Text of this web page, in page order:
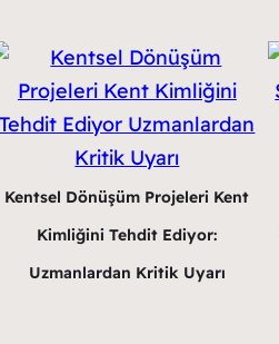
Kentsel Dönüşüm Projeleri Kent
Kimliğini Tehdit Ediyor:
Uzmanlardan Kritik Uyarı